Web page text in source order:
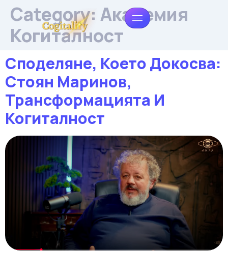
Category: Академия
Когиталност
Споделяне, Което Докосва:
Стоян Маринов,
Трансформацията И
Когиталност